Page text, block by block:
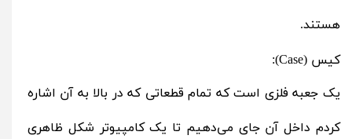
هستند.
کیس (Case):
یک جعبه فلزی است که تمام قطعاتی که در بالا به آن اشاره
کردم داخل آن جای می‌دهیم تا یک کامپیوتر شکل ظاهری